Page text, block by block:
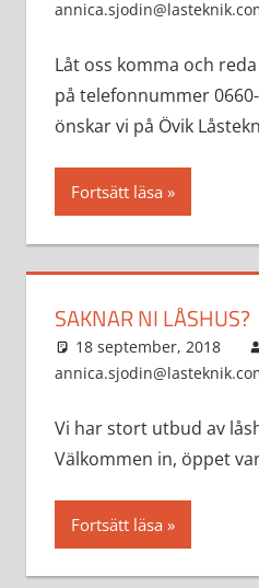
Låt oss komma och
på telefonnummer
önskar vi på Övik
Fortsätt läsa
SAKNAR NI LÅSHUS?
18 september, 2018
Vi har stort utbud av
Välkommen in, öppet
Fortsätt läsa